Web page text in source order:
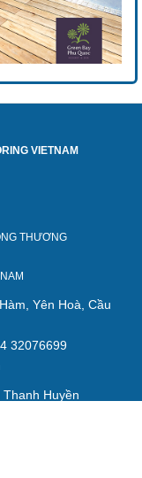
VIETNAM
THƯƠNG
Yên Hoà, Cầu
32076699
Huyền